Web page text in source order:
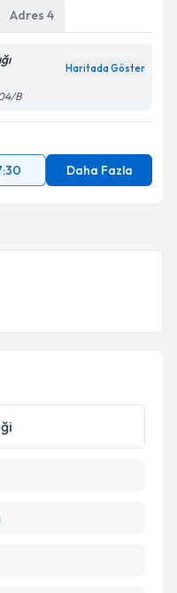
Adres 4
Haritada Göster
B
Daha Fazla